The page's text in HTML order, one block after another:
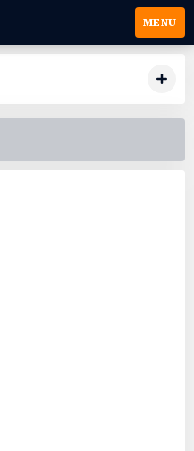
MENU